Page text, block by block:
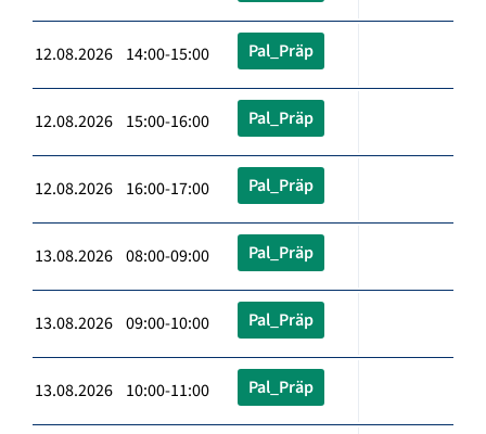
12.08.2026 14:00-15:00 Pal_Präp
12.08.2026 15:00-16:00 Pal_Präp
12.08.2026 16:00-17:00 Pal_Präp
13.08.2026 08:00-09:00 Pal_Präp
13.08.2026 09:00-10:00 Pal_Präp
13.08.2026 10:00-11:00 Pal_Präp